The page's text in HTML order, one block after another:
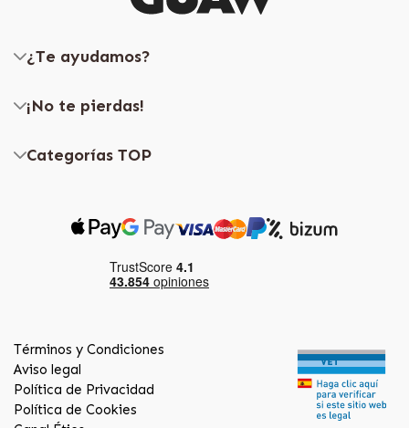
¿Te ayudamos?
¡No te pierdas!
Categorías TOP
Términos y Condiciones
Aviso legal
Política de Privacidad
Política de Cookies